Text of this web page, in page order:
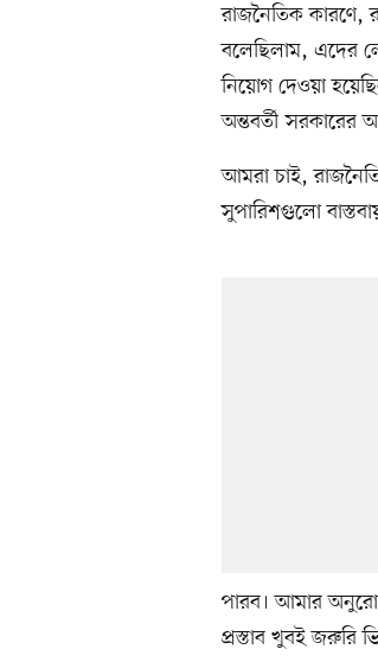
রাজনৈতিক কারণে,
বলেছিলাম, এদের
নিয়োগ দেওয়া
অন্তবর্তী
আমরা চাই,
সুপারিশগুলো
পারব। আমার
প্রস্তাব খুবই জরুরি